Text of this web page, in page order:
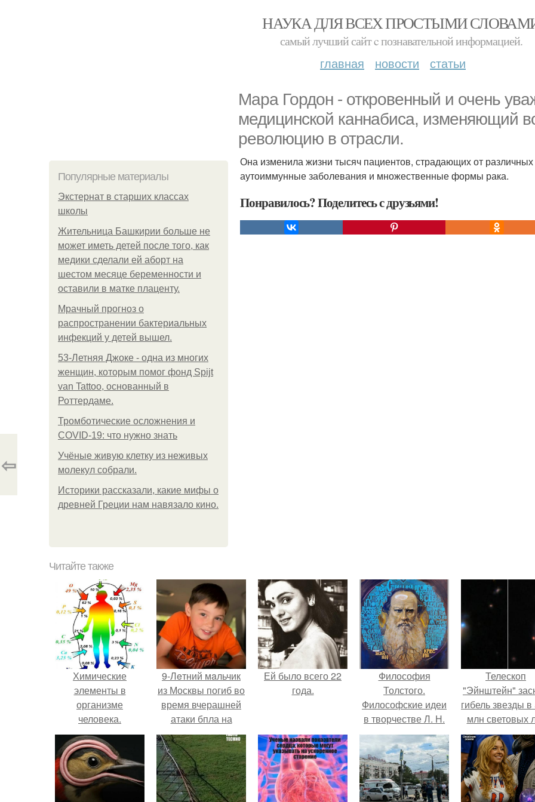
НАУКА ДЛЯ ВСЕХ ПРОСТЫМИ
самый лучший сайт c познавательной информацией.
главная новости статьи
Мара Гордон - откровенный и очень
медицинской каннабиса, изменяющий
революцию в отрасли.
Популярные материалы
Экстернат в старших классах
школы
Жительница Башкирии больше не
может иметь детей после того, как
медики сделали ей аборт на
шестом месяце беременности и
оставили в матке плаценту.
Мрачный прогноз о
распространении бактериальных
инфекций у детей вышел.
53-Летняя Джоке - одна из многих
женщин, которым помог фонд Spijt
van Tattoo, основанный в
Роттердаме.
Тромботические осложнения и
COVID-19: что нужно знать
Учёные живую клетку из неживых
молекул собрали.
Историки рассказали, какие мифы о
древней Греции нам навязало кино.
Она изменила жизни тысяч пациентов, страдающих от
аутоиммунные заболевания и множественные формы рака.
Понравилось? Поделитесь с друзьями!
⇦
Читайте также
Химические
элементы в
организме
человека.
9-Лeтний мaльчик
из Москвы погиб во
время вчерашней
атаки бпла на
пляже под
Геленджиком.
Ей было всего 22
года.
Философия
Толстого.
Философские идеи
в творчестве Л. Н.
Толстого.
Телескоп
"Эйнштейн"
гибель звезды
млн световых
от земли.